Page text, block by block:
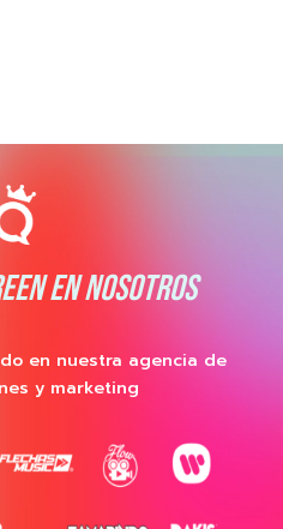
EN NOSOTROS
en nuestra agencia de
y marketing